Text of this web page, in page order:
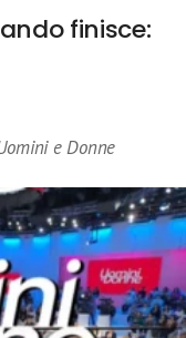
finisce:
e Donne